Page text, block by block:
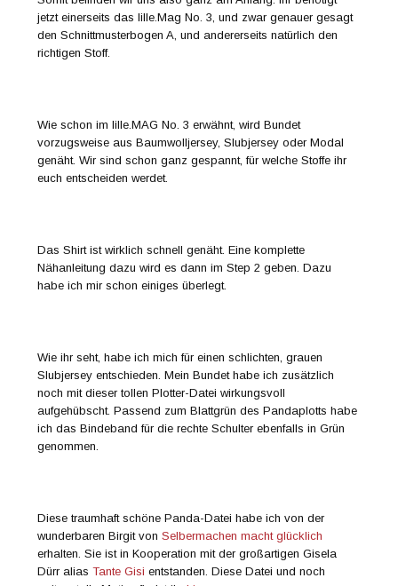
jetzt einerseits das lille.Mag No. 3, und zwar genauer gesagt
den Schnittmusterbogen A, und andererseits natürlich den
richtigen Stoff.
Wie schon im lille.MAG No. 3 erwähnt, wird Bundet
vorzugsweise aus Baumwolljersey, Slubjersey oder Modal
genäht. Wir sind schon ganz gespannt, für welche Stoffe ihr
euch entscheiden werdet.
Das Shirt ist wirklich schnell genäht. Eine komplette
Nähanleitung dazu wird es dann im Step 2 geben. Dazu
habe ich mir schon einiges überlegt.
Wie ihr seht, habe ich mich für einen schlichten, grauen
Slubjersey entschieden. Mein Bundet habe ich zusätzlich
noch mit dieser tollen Plotter-Datei wirkungsvoll
aufgehübscht. Passend zum Blattgrün des Pandaplotts habe
ich das Bindeband für die rechte Schulter ebenfalls in Grün
genommen.
Diese traumhaft schöne Panda-Datei habe ich von der
wunderbaren Birgit vonSelbermachen macht glücklich
erhalten. Sie ist in Kooperation mit der großartigen Gisela
Dürr aliasTante Gisi entstanden. Diese Datei und noch